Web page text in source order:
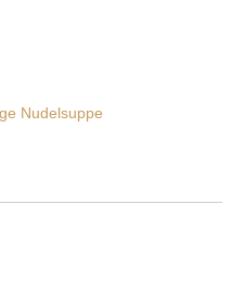
Nudelsuppe